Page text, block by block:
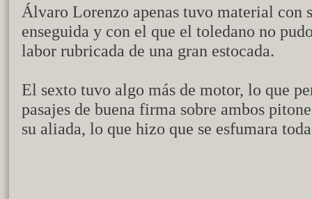
Álvaro Lorenzo apenas tuvo material con
enseguida y con el que el toledano no
labor rubricada de una gran estocada.
El sexto tuvo algo más de motor, lo que
pasajes de buena firma sobre ambos
su aliada, lo que hizo que se esfumara